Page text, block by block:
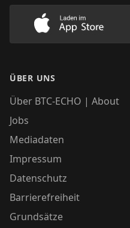
Lade unsere
ÜBER UNS
Über BTC-ECHO | About
Jobs
Mediadaten
Impressum
Datenschutz
Barrierefreiheit
Grundsätze